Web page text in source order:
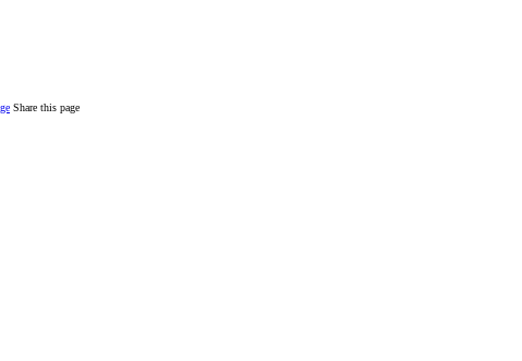
Share this page